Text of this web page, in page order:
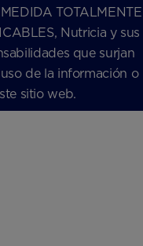
TOTALMENTE
Nutricia y sus
que surjan
de la información o
sitio web.